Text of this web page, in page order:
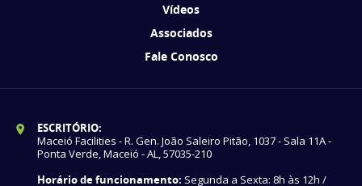
Vídeos
Associados
Fale Conosco
ESCRITÓRIO:
Maceió Facilities - R. Gen. João Saleiro Pitão, 1037 - Sala 11A -
Ponta Verde, Maceió - AL, 57035-210
Horário de funcionamento: Segunda a Sexta: 8h às 12h /